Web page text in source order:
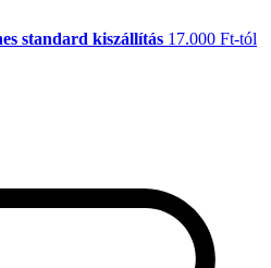
standard kiszállítás 17.000 Ft-tól